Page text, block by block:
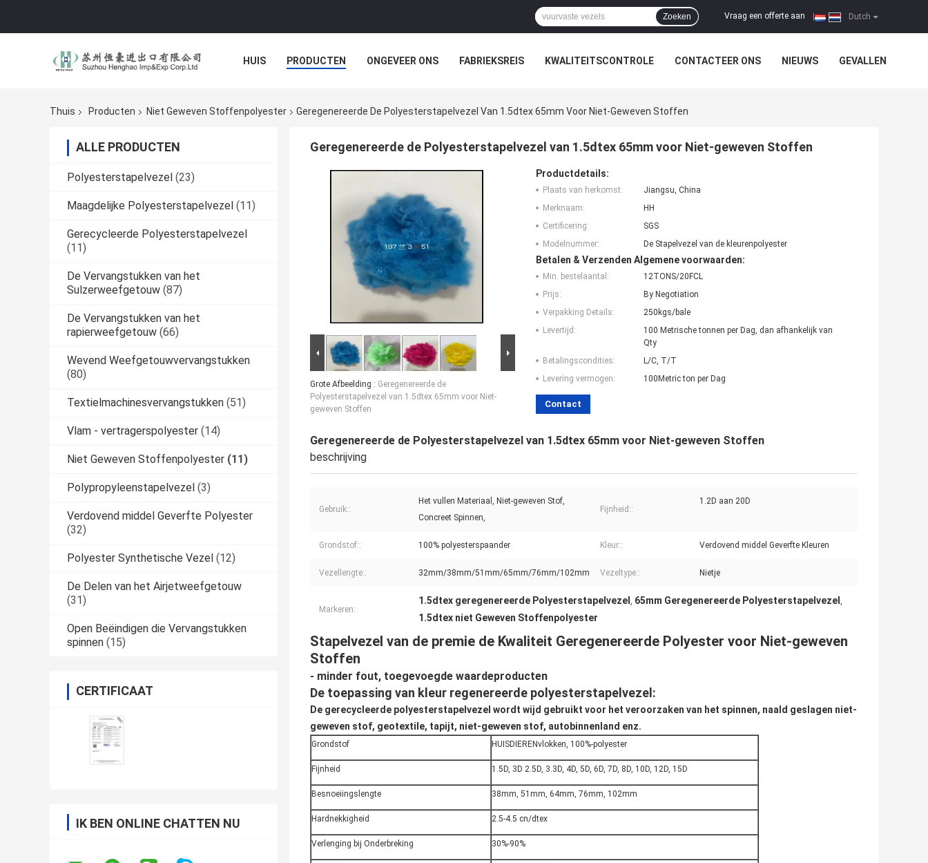
Dutch
Vraag een offerte aan
Zoeken
HUIS PRODUCTEN ONGEVEER ONS FABRIEKSREIS KWALITEITSCONTROLE CONTACTEER ONS NIEUWS GEVALLEN
Thuis Producten Niet Geweven Stoffenpolyester Geregenereerde De Polyesterstapelvezel Van 1.5dtex 65mm Voor Niet-Geweven Stoffen
ALLE PRODUCTEN
Polyesterstapelvezel (23)
Maagdelijke Polyesterstapelvezel (11)
Gerecycleerde Polyesterstapelvezel
(11)
De Vervangstukken van het
Sulzerweefgetouw (87)
De Vervangstukken van het
rapierweefgetouw (66)
Wevend Weefgetouwvervangstukken
(80)
Textielmachinesvervangstukken (51)
Vlam - vertragerspolyester (14)
Niet Geweven Stoffenpolyester (11)
Polypropyleenstapelvezel (3)
Verdovend middel Geverfte Polyester
(32)
Polyester Synthetische Vezel (12)
De Delen van het Airjetweefgetouw
(31)
Open Beëindigen die Vervangstukken
spinnen (15)
CERTIFICAAT
IK BEN ONLINE CHATTEN NU
Geregenereerde de Polyesterstapelvezel van 1.5dtex 65mm voor Niet-geweven Stoffen
Grote Afbeelding : Geregenereerde de
Polyesterstapelvezel van 1.5dtex 65mm voor Niet-
geweven Stoffen
Productdetails:
Plaats van herkomst:
Jiangsu, China
Merknaam:
HH
Certificering:
SGS
Modelnummer:
De Stapelvezel van de kleurenpolyester
Betalen & Verzenden Algemene voorwaarden:
Min. bestelaantal:
12TONS/20FCL
Prijs:
By Negotiation
Verpakking Details:
250kgs/bale
Levertijd:
100 Metrische tonnen per Dag, dan afhankelijk van
Qty
Betalingscondities:
L/C, T/T
Levering vermogen:
100Metric ton per Dag
Contact
Geregenereerde de Polyesterstapelvezel van 1.5dtex 65mm voor Niet-geweven Stoffen
beschrijving
Gebruik::
Het vullen Materiaal, Niet-geweven Stof,
Concreet Spinnen,
Fijnheid::
1.2D aan 20D
Grondstof:: 100% polyesterspaander Kleur:: Verdovend middel Geverfte Kleuren
Vezellengte:: 32mm/38mm/51mm/65mm/76mm/102mm Vezeltype:: Nietje
Markeren:
1.5dtex geregenereerde Polyesterstapelvezel , 65mm Geregenereerde Polyesterstapelvezel ,
1.5dtex niet Geweven Stoffenpolyester
Stapelvezel van de premie de Kwaliteit Geregenereerde Polyester voor Niet-geweven
Stoffen
- minder fout, toegevoegde waardeproducten
De toepassing van kleur regenereerde polyesterstapelvezel:
De gerecycleerde polyesterstapelvezel wordt wijd gebruikt voor het veroorzaken van het spinnen, naald geslagen niet-
geweven stof, geotextile, tapijt, niet-geweven stof, autobinnenland enz.
Grondstof HUISDIERENvlokken, 100%-polyester
Fijnheid 1.5D, 3D 2.5D, 3.3D, 4D, 5D, 6D, 7D, 8D, 10D, 12D, 15D
Besnoeiingslengte 38mm, 51mm, 64mm, 76mm, 102mm
Hardnekkigheid 2.5-4.5 cn/dtex
Verlenging bij Onderbreking 30%-90%